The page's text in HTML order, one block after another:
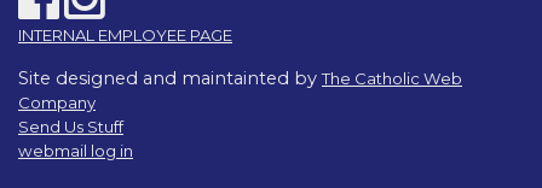
INTERNAL EMPLOYEE PAGE
Site designed and maintainted byThe Catholic Web
Company
Send Us Stuff
webmail log in